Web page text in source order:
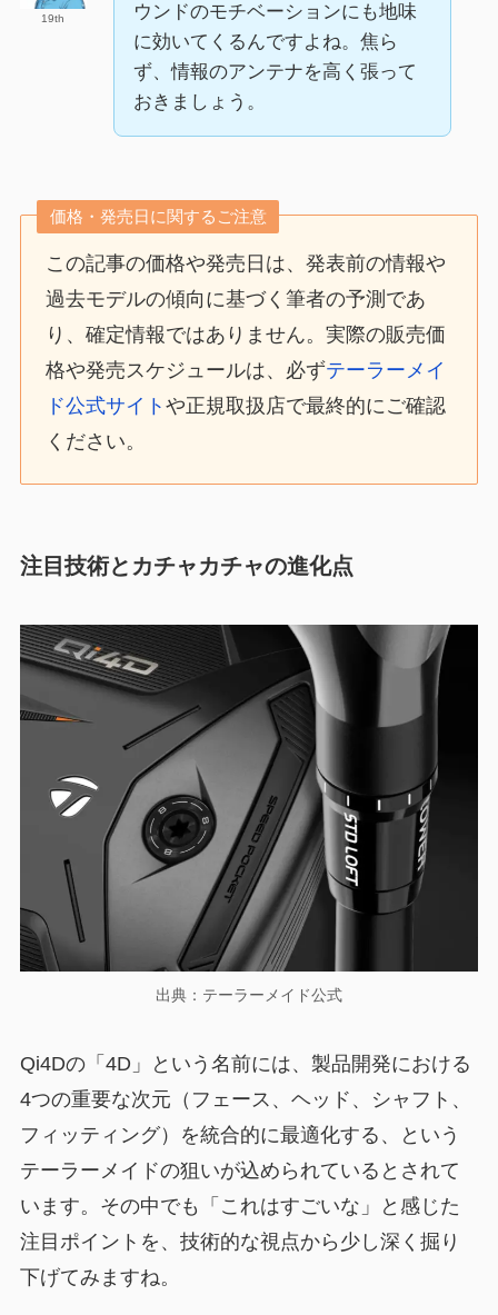
19th
ウンドのモチベーションにも地味
に効いてくるんですよね。焦ら
ず、情報のアンテナを高く張って
おきましょう。
価格・発売日に関するご注意
この記事の価格や発売日は、発表前の情報や
過去モデルの傾向に基づく筆者の予測であ
り、確定情報ではありません。実際の販売価
格や発売スケジュールは、必ずテーラーメイ
ド公式サイトや正規取扱店で最終的にご確認
ください。
注目技術とカチャカチャの進化点
出典：テーラーメイド公式
Qi4Dの「4D」という名前には、製品開発における
4つの重要な次元（フェース、ヘッド、シャフト、
フィッティング）を統合的に最適化する、という
テーラーメイドの狙いが込められているとされて
います。その中でも「これはすごいな」と感じた
注目ポイントを、技術的な視点から少し深く掘り
下げてみますね。